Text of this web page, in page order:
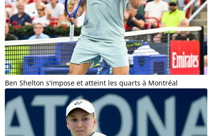
Ben Shelton s'impose et atteint les quarts à Montréal